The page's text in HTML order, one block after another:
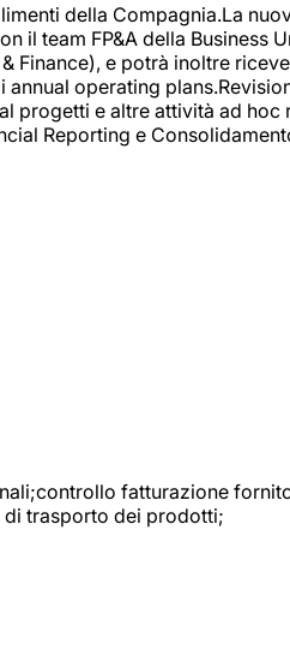
della Compagnia.La
team FP&A della Business
Finance), e potrà inoltre
operating
progetti e altre attività ad
Reporting e
fatturazione
trasporto dei prodotti;